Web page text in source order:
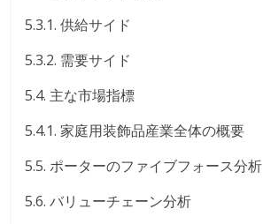
5.3.1. 供給サイド
5.3.2. 需要サイド
5.4. 主な市場指標
5.4.1. 家庭用装飾品産業全体の概要
5.5. ポーターのファイブフォース分析
5.6. バリューチェーン分析